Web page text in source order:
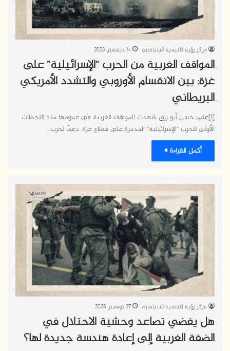
مركز رؤية للتنمية السياسية 14 ديسمبر، 2023
المواقف الغربية من الحرب “الإسرائيلية” على
غزة: بين الانقسام الأوروبي والتشدد الأمريكي
البريطاني
[1]علي حسن أبو رزق شهدت المواقف الغربية في عمومها منذ اللحظات
الأولى للحرب “الإسرائيلية” المدمرة على قطاع غزة، دعمًا لحرب…
أكمل القراءة »
مركز رؤية للتنمية السياسية 27 نوفمبر، 2023
هل يفضي تصاعد وحشية الاحتلال في
الضفة الغربية إلى إعادة هندسة جديدة لها؟